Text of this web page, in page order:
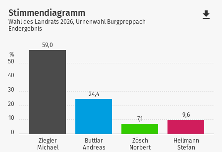
0
10
20
30
40
50
%
Ziegler
Michael
Buttlar
Andreas
Zösch
Norbert
Heilmann
Stefan
59,0
24,4
7,1
9,6
Stimmendiagramm
Wahl des Landrats 2026, Urnenwahl Burgpreppach
Endergebnis
file_download